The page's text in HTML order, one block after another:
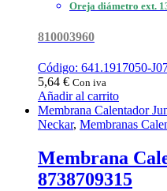
Oreja diámetro ext.
810003960
Código: 641.1917050-
5,64 € Con iva
Añadir al carrito
Membrana Calentador
Neckar, Membranas
Membrana
8738709315